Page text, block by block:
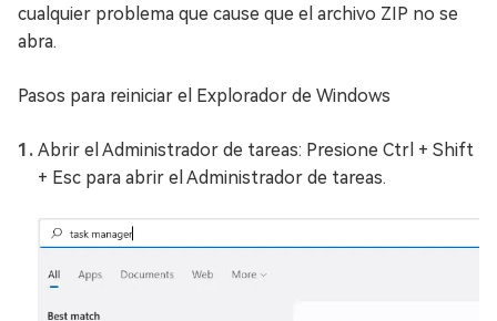
cualquier problema que cause que el archivo ZIP no se
abra.
Pasos para reiniciar el Explorador de Windows
Abrir el Administrador de tareas: Presione Ctrl + Shift
+ Esc para abrir el Administrador de tareas.